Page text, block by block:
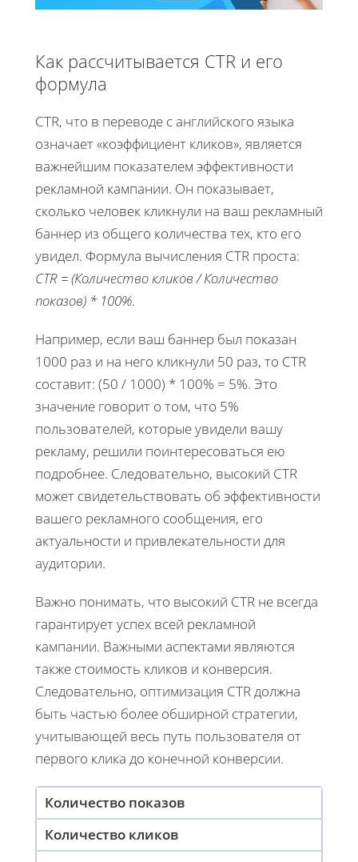
Как рассчитывается CTR и его
формула
CTR, что в переводе с английского языка
означает «коэффициент кликов», является
важнейшим показателем эффективности
рекламной кампании. Он показывает,
сколько человек кликнули на ваш рекламный
баннер из общего количества тех, кто его
увидел. Формула вычисления CTR проста:
CTR = (Количество кликов / Количество
показов) * 100%.
Например, если ваш баннер был показан
1000 раз и на него кликнули 50 раз, то CTR
составит: (50 / 1000) * 100% = 5%. Это
значение говорит о том, что 5%
пользователей, которые увидели вашу
рекламу, решили поинтересоваться ею
подробнее. Следовательно, высокий CTR
может свидетельствовать об эффективности
вашего рекламного сообщения, его
актуальности и привлекательности для
аудитории.
Важно понимать, что высокий CTR не всегда
гарантирует успех всей рекламной
кампании. Важными аспектами являются
также стоимость кликов и конверсия.
Следовательно, оптимизация CTR должна
быть частью более обширной стратегии,
учитывающей весь путь пользователя от
первого клика до конечной конверсии.
Количество показов
Количество кликов